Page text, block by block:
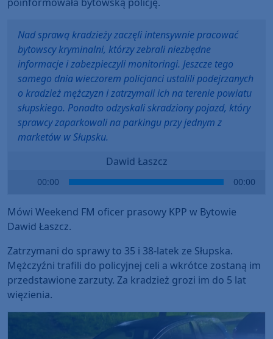
Nad sprawą kradzieży zaczęli intensywnie pracować
bytowscy kryminalni, którzy zebrali niezbędne
informacje i zabezpieczyli monitoringi. Jeszcze tego
samego dnia wieczorem policjanci ustalili podejrzanych
o kradzież mężczyzn i zatrzymali ich na terenie powiatu
słupskiego. Ponadto odzyskali skradziony pojazd, który
sprawcy zaparkowali na parkingu przy jednym z
marketów w Słupsku.
Dawid Łaszcz
00:00 00:00
Mówi Weekend FM oficer prasowy KPP w Bytowie
Dawid Łaszcz.
Zatrzymani do sprawy to 35 i 38-latek ze Słupska.
Mężczyźni trafili do policyjnej celi a wkrótce zostaną im
przedstawione zarzuty. Za kradzież grozi im do 5 lat
więzienia.